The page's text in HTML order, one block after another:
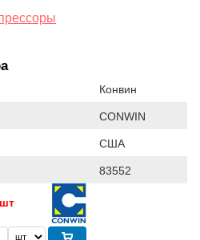
Конвин
CONWIN
США
83552